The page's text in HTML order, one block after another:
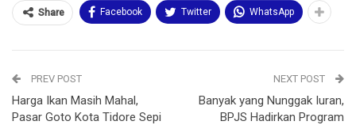
Share Facebook Twitter WhatsApp
PREV POST
Harga Ikan Masih Mahal,
Pasar Goto Kota Tidore Sepi
NEXT POST
Banyak yang Nunggak Iuran,
BPJS Hadirkan Program